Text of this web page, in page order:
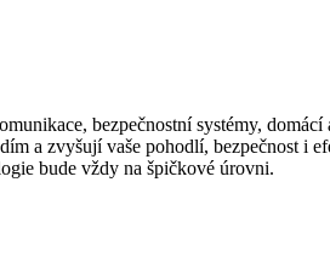
bezpečnostní systémy,
a zvyšují vaše pohodlí, bezpečnost
bude vždy na špičkové úrovni.